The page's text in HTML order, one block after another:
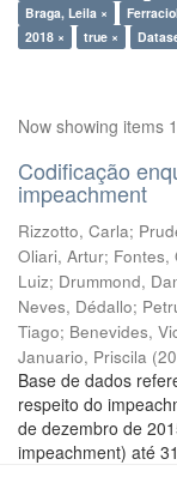
Braga, Leila ×
2018 ×
true ×
Now showing items
Codificação
impeachment
Rizzotto, Carla;
Oliari, Artur; Fontes,
Luiz; Drummond,
Neves, Dédallo;
Tiago; Benevides,
Januario, Priscila (
Base de dados
respeito do
de dezembro de
impeachment) até